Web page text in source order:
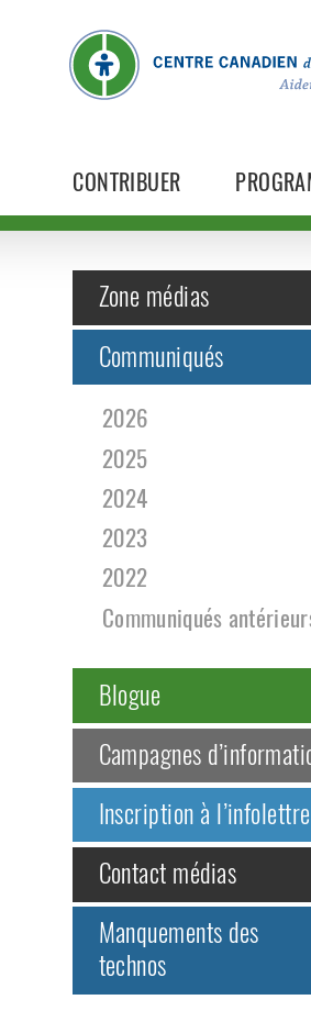
CONTRIBUER
Zone médias
Communiqués
2026
2025
2024
2023
2022
Communiqués
Blogue
Campagnes
Inscription à l’infolettre
Contact médias
Manquements des
technos